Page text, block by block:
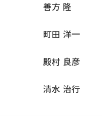
善方 隆
町田 洋一
殿村 良彦
清水 治行